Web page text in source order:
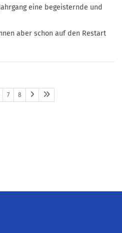
eine begeisternde und
aber schon auf den Restart
7 8